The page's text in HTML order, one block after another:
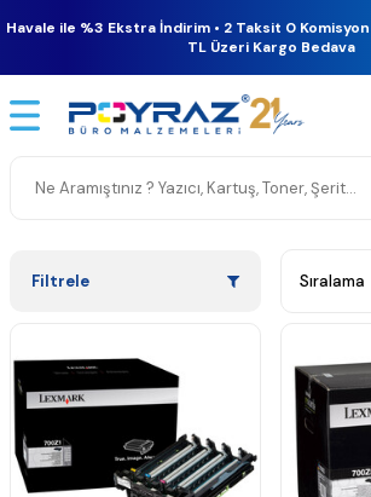
Havale ile %3 Ekstra İndirim • 2 Taksit 0
TL Üzeri Kargo Bedava
Filtrele